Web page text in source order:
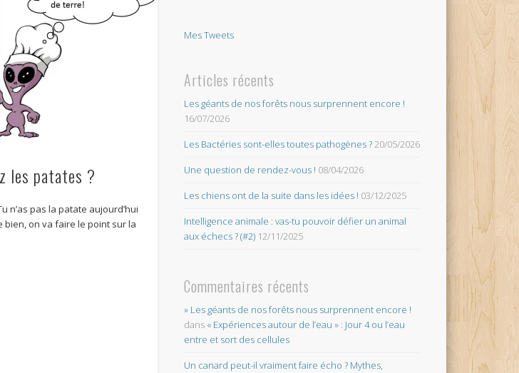
les patates ?
n’as pas la patate aujourd’hui
bien, on va faire le point sur la
Mes Tweets
Articles récents
Les géants de nos forêts nous surprennent encore !
16/07/2026
Les Bactéries sont-elles toutes pathogènes ?20/05/2026
Une question de rendez-vous ! 08/04/2026
Les chiens ont de la suite dans les idées ! 03/12/2025
Intelligence animale : vas-tu pouvoir défier un animal
aux échecs ? (#2) 12/11/2025
Commentaires récents
» Les géants de nos forêts nous surprennent encore !
dans « Expériences autour de l’eau » : Jour 4 ou l’eau
entre et sort des cellules
Un canard peut-il vraiment faire écho ? Mythes,